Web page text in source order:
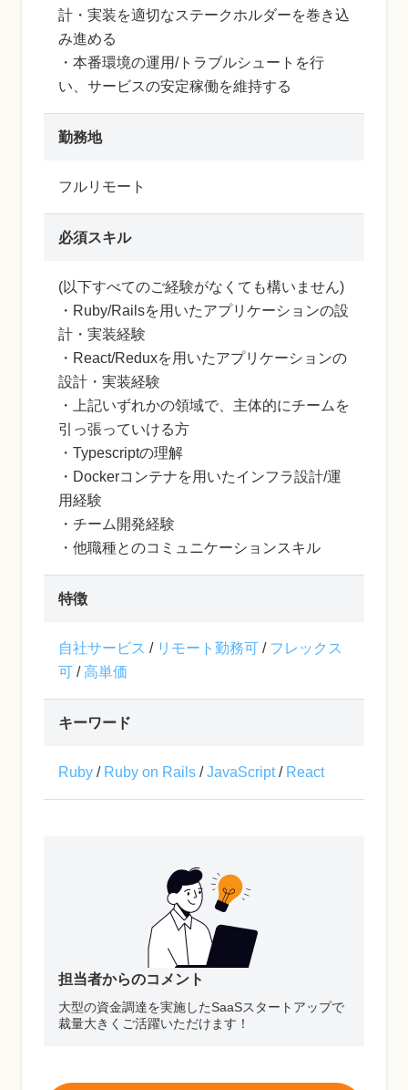
計・実装を適切なステークホルダーを巻き込
み進める
・本番環境の運用/トラブルシュートを行
い、サービスの安定稼働を維持する
勤務地
フルリモート
必須スキル
(以下すべてのご経験がなくても構いません)
・Ruby/Railsを用いたアプリケーションの設
計・実装経験
・React/Reduxを用いたアプリケーションの
設計・実装経験
・上記いずれかの領域で、主体的にチームを
引っ張っていける方
・Typescriptの理解
・Dockerコンテナを用いたインフラ設計/運
用経験
・チーム開発経験
・他職種とのコミュニケーションスキル
特徴
自社サービス / リモート勤務可 / フレックス
可 /高単価
キーワード
Ruby / Ruby on Rails /JavaScript/ React
担当者からのコメント
大型の資金調達を実施したSaaSスタートアップで
裁量大きくご活躍いただけます！